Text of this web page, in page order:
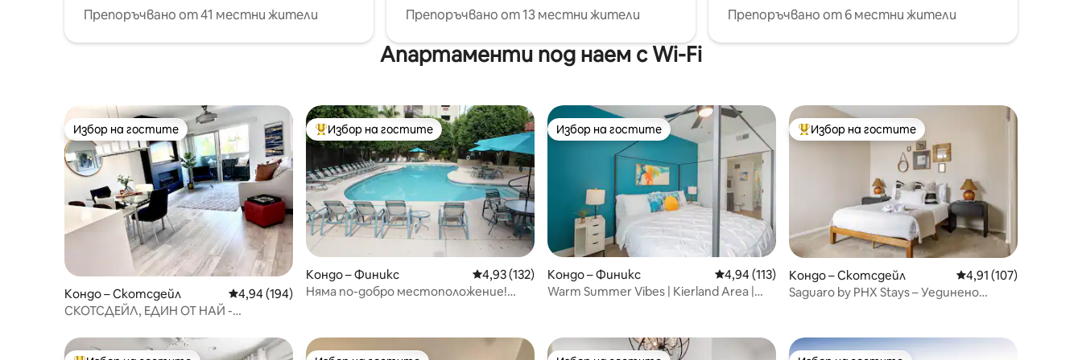
Препоръчвано от 41 местни жители
Препоръчвано от 13 местни жители
Препоръчвано от 6 местни жители
Апартаменти под наем с Wi-Fi
Избор на гостите
Избор на гостите
Кондо – Скотсдейл Средна оценка: 4,94 от 5, 194 отзива
4,94 (194)
СКОТСДЕЙЛ, ЕДИН ОТ НАЙ -
Най-популярен избор на гостите
Избор на гостите
Кондо – Финикс Средна оценка: 4,93 от 5, 132 отзива
4,93 (132)
Няма по-добро местоположение!
Избор на гостите
Избор на гостите
Кондо – Финикс Средна оценка: 4,94 от 5, 113 отзива
4,94 (113)
Warm Summer Vibes | Kierland Area |
Най-популярен избор на гостите
Избор на гостите
Кондо – Скотсдейл Средна оценка: 4,91
4,91 (107)
Saguaro by PHX Stays – Уединено